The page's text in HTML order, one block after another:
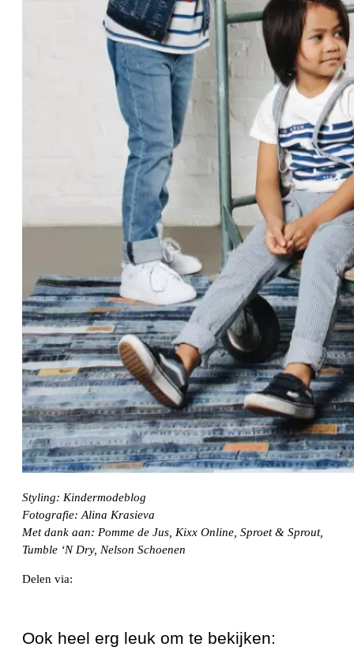
Styling: Kindermodeblog
Fotografie: Alina Krasieva
Met dank aan: Pomme de Jus, Kixx Online, Sproet & Sprout,
Tumble ‘N Dry, Nelson Schoenen
Delen via:
Ook heel erg leuk om te bekijken: